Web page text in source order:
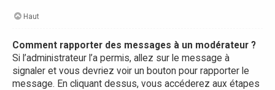
Haut
Comment rapporter des messages à un modérateur ?
Si l’administrateur l’a permis, allez sur le message à
signaler et vous devriez voir un bouton pour rapporter le
message. En cliquant dessus, vous accéderez aux étapes